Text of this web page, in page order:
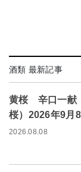
酒類 最新記事
黄桜 辛口一献
桜）2026年9月
2026.08.08